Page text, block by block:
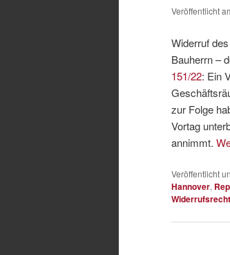
Veröffentlicht
Widerruf
Bauherrn –
151/22: Ein
zur Folge
Vortag
annimmt.
Veröffentlicht
Hannover,
Widerrufsrecht